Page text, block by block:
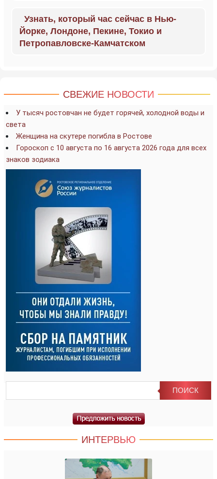
Узнать, который час сейчас в Нью-
Йорке, Лондоне, Пекине, Токио и
Петропавловске-Камчатском
СВЕЖИЕ НОВОСТИ
У тысяч ростовчан не будет горячей, холодной воды и
света
Женщина на скутере погибла в Ростове
Гороскоп с 10 августа по 16 августа 2026 года для всех
знаков зодиака
ИНТЕРВЬЮ